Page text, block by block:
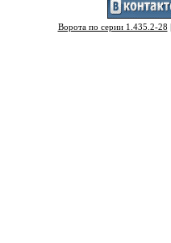
Ворота по серии 1.435.2-28